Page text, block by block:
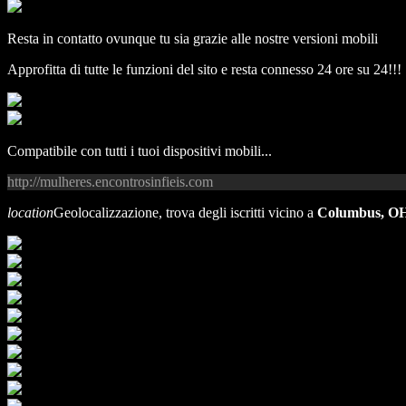
Resta in contatto ovunque tu sia grazie alle nostre versioni mobili
Approfitta di tutte le funzioni del sito e resta connesso 24 ore su 24!!!
Compatibile con tutti i tuoi dispositivi mobili...
http://mulheres.encontrosinfieis.com
locationGeolocalizzazione, trova degli iscritti vicino a Columbus,